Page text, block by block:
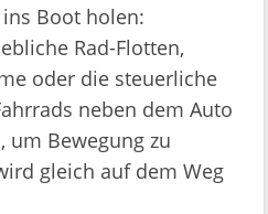
Boot holen:
Rad-Flotten,
oder die steuerliche
neben dem Auto
um Bewegung zu
gleich auf dem Weg